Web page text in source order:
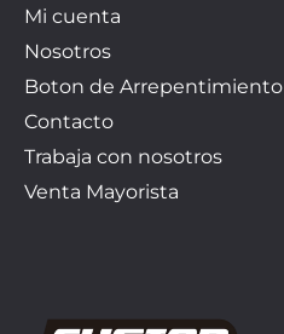
Mi cuenta
Nosotros
Boton de Arrepentimiento
Contacto
Trabaja con nosotros
Venta Mayorista